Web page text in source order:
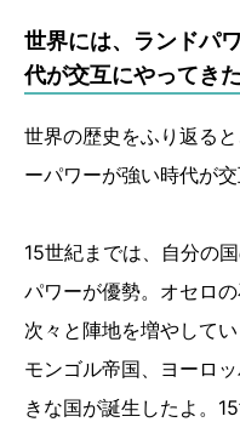
世界には、ランドパ
代が交互にやってきた
世界の歴史をふり返る
ーパワーが強い時代が
15世紀までは、自分の
パワーが優勢。オセロ
次々と陣地を増やして
モンゴル帝国、ヨーロ
きな国が誕生したよ。